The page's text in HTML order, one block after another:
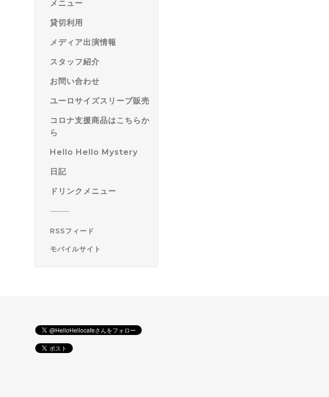
メニュー
貸切利用
メディア出演情報
スタッフ紹介
お問い合わせ
ユーロサイズスリーブ販売
コロナ支援商品はこちらか
ら
Hello Hello Mystery
日記
ドリンクメニュー
RSSフィード
モバイルサイト